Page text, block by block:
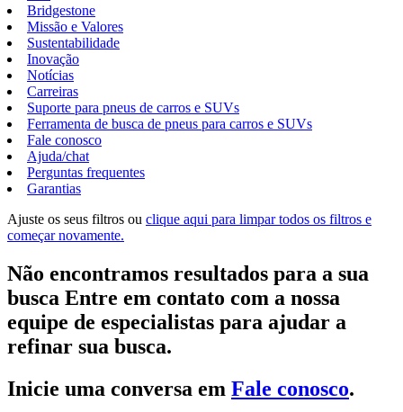
Bridgestone
Missão e Valores
Sustentabilidade
Inovação
Notícias
Carreiras
Suporte para pneus de carros e SUVs
Ferramenta de busca de pneus para carros e SUVs
Fale conosco
Ajuda/chat
Perguntas frequentes
Garantias
Ajuste os seus filtros ou clique aqui para limpar todos os filtros e
começar novamente.
Não encontramos resultados para a sua
busca Entre em contato com a nossa
equipe de especialistas para ajudar a
refinar sua busca.
Inicie uma conversa em Fale conosco.